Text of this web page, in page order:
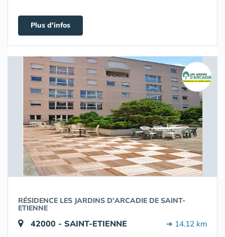
Plus d'infos
RÉSIDENCE LES JARDINS D'ARCADIE DE SAINT-
ETIENNE
42000 - SAINT-ETIENNE ➔ 14.12 km